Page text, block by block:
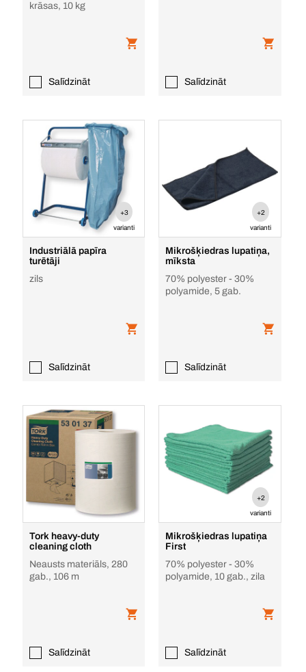
krāsas, 10 kg
Salīdzināt Salīdzināt
+3
varianti
Industriālā papīra
turētāji
zils
Salīdzināt
+2
varianti
Mikrošķiedras lupatiņa,
mīksta
70% polyester - 30%
polyamide, 5 gab.
Salīdzināt
Tork heavy-duty
cleaning cloth
Neausts materiāls, 280
gab., 106 m
Salīdzināt
+2
varianti
Mikrošķiedras lupatiņa
First
70% polyester - 30%
polyamide, 10 gab., zila
Salīdzināt